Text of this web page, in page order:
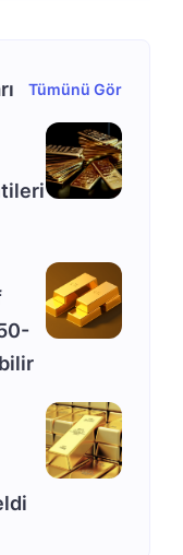
Tümünü Gör